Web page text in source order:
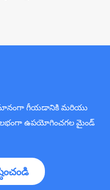
గీయడానికి మరియు
ఉపయోగించగల మైండ్